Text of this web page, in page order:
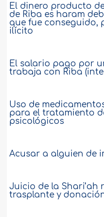
El dinero producto
de Riba es haram
que fue conseguido,
ilícito
El salario pago por
trabaja con Riba
Uso de
para el tratamiento
psicológicos
Acusar a alguien de
Juicio de la Shari’ah
trasplante y